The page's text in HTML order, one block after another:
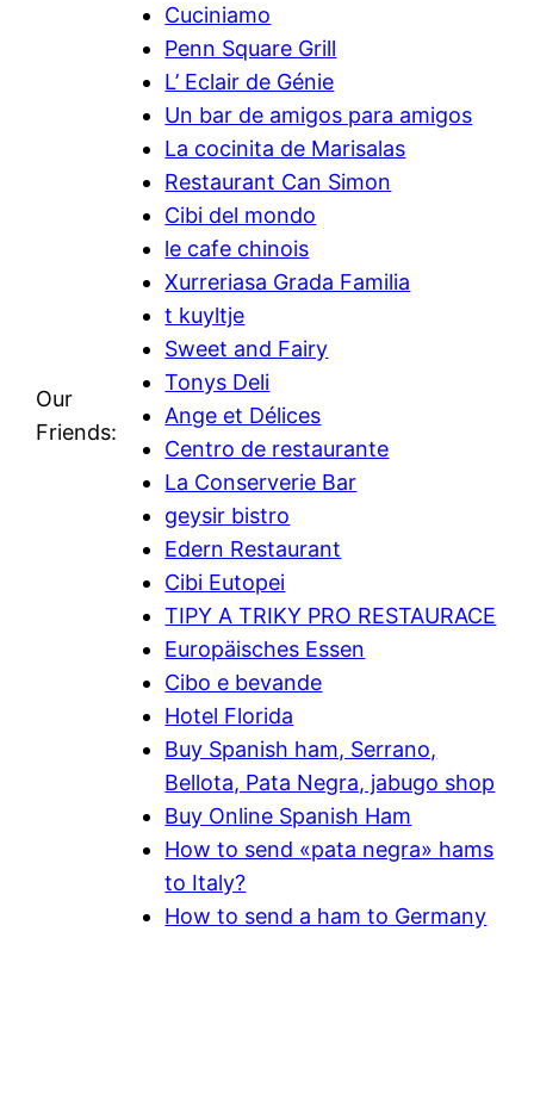
Our
Friends:
Cuciniamo
Penn Square Grill
L’ Eclair de Génie
Un bar de amigos para amigos
La cocinita de Marisalas
Restaurant Can Simon
Cibi del mondo
le cafe chinois
Xurreriasa Grada Familia
t kuyltje
Sweet and Fairy
Tonys Deli
Ange et Délices
Centro de restaurante
La Conserverie Bar
geysir bistro
Edern Restaurant
Cibi Eutopei
TIPY A TRIKY PRO RESTAURACE
Europäisches Essen
Cibo e bevande
Hotel Florida
Buy Spanish ham, Serrano,
Bellota, Pata Negra, jabugo shop
Buy Online Spanish Ham
How to send «pata negra» hams
to Italy?
How to send a ham to Germany